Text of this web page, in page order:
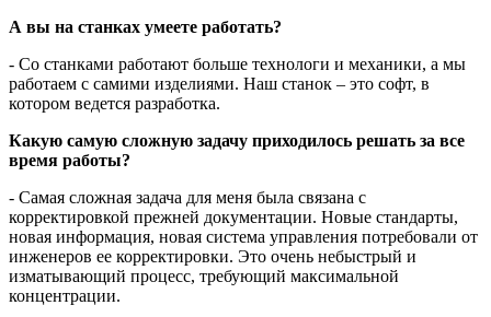
А вы на станках умеете работать?
- Со станками работают больше технологи и механики, а мы
работаем с самими изделиями. Наш станок – это софт, в
котором ведется разработка.
Какую самую сложную задачу приходилось решать за все
время работы?
- Самая сложная задача для меня была связана с
корректировкой прежней документации. Новые стандарты,
новая информация, новая система управления потребовали от
инженеров ее корректировки. Это очень небыстрый и
изматывающий процесс, требующий максимальной
концентрации.